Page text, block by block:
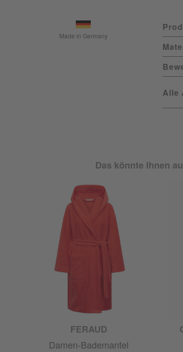
Made in Germany
Alle
Das könnte Ihnen
FERAUD
Damen-Bademantel